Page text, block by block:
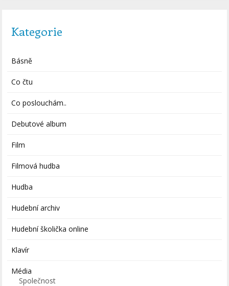
Kategorie
Básně
Co čtu
Co poslouchám..
Debutové album
Film
Filmová hudba
Hudba
Hudební archiv
Hudební školička online
Klavír
Média
Společnost